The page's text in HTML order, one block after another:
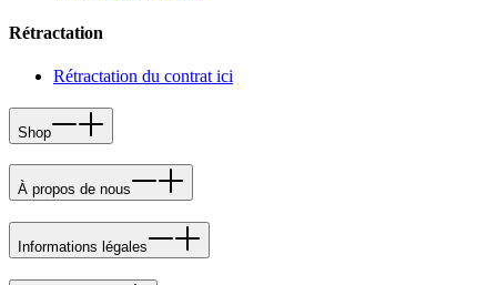
Rétractation
Rétractation du contrat ici
Shop
À propos de nous
Informations légales